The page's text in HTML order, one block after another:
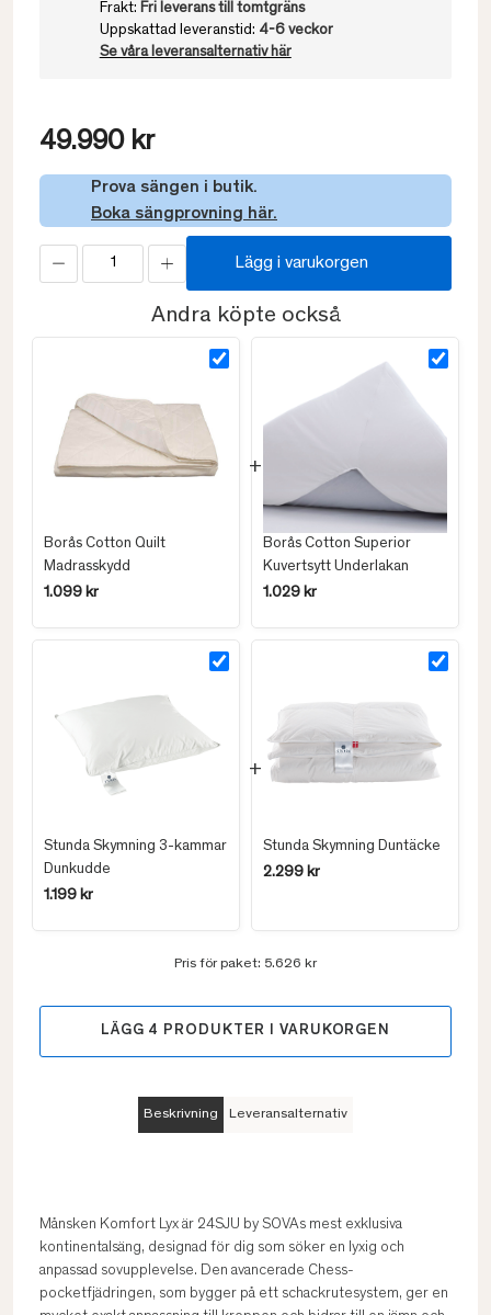
Frakt: Fri leverans till tomtgräns
Uppskattad leveranstid: 4-6 veckor
Se våra leveransalternativ här
49.990 kr
Prova sängen i butik.
Boka sängprovning här.
Lägg i varukorgen
Andra köpte också
Borås Cotton Quilt
Madrasskydd
1.099 kr
Borås Cotton Superior
Kuvertsytt Underlakan
1.029 kr
Stunda Skymning 3-kammar
Dunkudde
1.199 kr
Stunda Skymning Duntäcke
2.299 kr
Pris för paket: 5.626 kr
LÄGG 4 PRODUKTER I VARUKORGEN
Beskrivning Leveransalternativ
Månsken Komfort Lyx är 24SJU by SOVAs mest exklusiva
kontinentalsäng, designad för dig som söker en lyxig och
anpassad sovupplevelse. Den avancerade Chess-
pocketfjädringen, som bygger på ett schackrutesystem, ger en